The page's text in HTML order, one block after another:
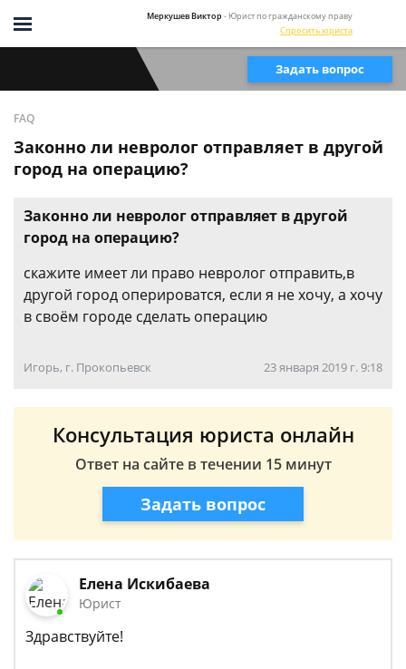
Меркушев Виктор- Юрист по гражданскому праву
Спросить юриста
Задать вопрос
FAQ
Законно ли невролог отправляет в другой
город на операцию?
Законно ли невролог отправляет в другой
город на операцию?
скажите имеет ли право невролог отправить,в
другой город оперироватся, если я не хочу, а хочу
в своём городе сделать операцию
Игорь, г. Прокопьевск 23 января 2019 г. 9:18
Консультация юриста онлайн
Ответ на сайте в течении 15 минут
Задать вопрос
Елена Искибаева
Юрист
Здравствуйте!